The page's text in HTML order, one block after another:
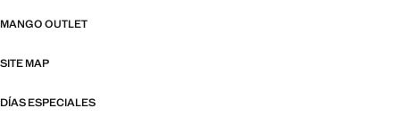
MANGO OUTLET
SITE MAP
DÍAS ESPECIALES